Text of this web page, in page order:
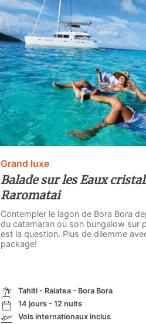
Grand luxe
Balade sur les Eaux
Raromatai
Contempler le lagon de Bora Bora
du catamaran ou son bungalow sur
est la question. Plus de dilemme
package!
Tahiti - Raiatea - Bora Bora
14 jours - 12 nuits
Vols internationaux inclus